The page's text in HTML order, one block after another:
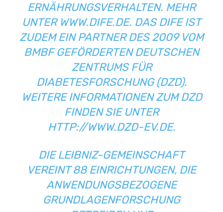
ERNÄHRUNGSVERHALTEN. MEHR
UNTER WWW.DIFE.DE. DAS DIFE IST
ZUDEM EIN PARTNER DES 2009 VOM
BMBF GEFÖRDERTEN DEUTSCHEN
ZENTRUMS FÜR
DIABETESFORSCHUNG (DZD).
WEITERE INFORMATIONEN ZUM DZD
FINDEN SIE UNTER
HTTP://WWW.DZD-EV.DE.
DIE LEIBNIZ-GEMEINSCHAFT
VEREINT 88 EINRICHTUNGEN, DIE
ANWENDUNGSBEZOGENE
GRUNDLAGENFORSCHUNG